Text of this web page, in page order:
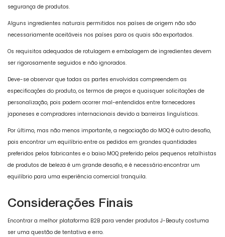
segurança de produtos.
Alguns ingredientes naturais permitidos nos países de origem não são
necessariamente aceitáveis ​​nos países para os quais são exportados.
Os requisitos adequados de rotulagem e embalagem de ingredientes devem
ser rigorosamente seguidos e não ignorados.
Deve-se observar que todas as partes envolvidas compreendem as
especificações do produto, os termos de preços e quaisquer solicitações de
personalização, pois podem ocorrer mal-entendidos entre fornecedores
japoneses e compradores internacionais devido a barreiras linguísticas.
Por último, mas não menos importante, a negociação do MOQ é outro desafio,
pois encontrar um equilíbrio entre os pedidos em grandes quantidades
preferidos pelos fabricantes e o baixo MOQ preferido pelos pequenos retalhistas
de produtos de beleza é um grande desafio, e é necessário encontrar um
equilíbrio para uma experiência comercial tranquila.
Considerações Finais
Encontrar a melhor plataforma B2B para vender produtos J-Beauty costuma
ser uma questão de tentativa e erro.